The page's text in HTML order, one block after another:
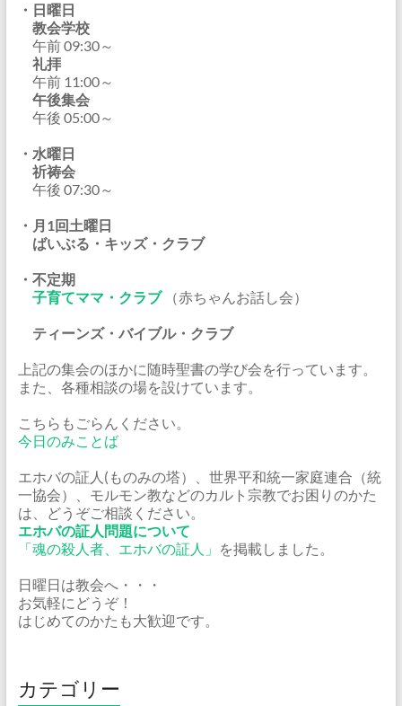
・日曜日
教会学校
午前 09:30～
礼拝
午前 11:00～
午後集会
午後 05:00～
・水曜日
祈祷会
午後 07:30～
・月1回土曜日
ばいぶる・キッズ・クラブ
・不定期
子育てママ・クラブ（赤ちゃんお話し会）
ティーンズ・バイブル・クラブ
上記の集会のほかに随時聖書の学び会を行っています。
また、各種相談の場を設けています。
こちらもごらんください。
今日のみことば
エホバの証人(ものみの塔）、世界平和統一家庭連合（統
一協会）、モルモン教などのカルト宗教でお困りのかた
は、どうぞご相談ください。
エホバの証人問題について
「魂の殺人者、エホバの証人」 を掲載しました。
日曜日は教会へ・・・
お気軽にどうぞ！
はじめてのかたも大歓迎です。
カテゴリー